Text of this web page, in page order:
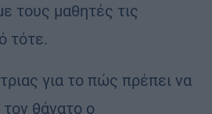
τους μαθητές τις
τότε.
για το πώς πρέπει να
θάνατο ο